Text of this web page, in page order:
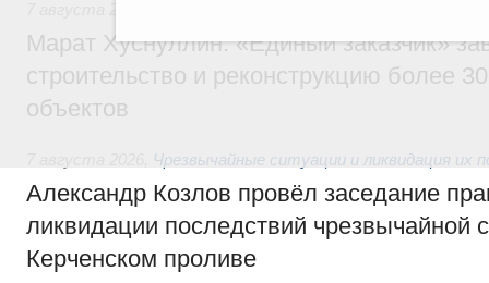
Марат Хуснуллин: «Единый заказчик»
строительство и реконструкцию более
объектов
Чрезвычайные ситуации и ликвидация их
Александр Козлов провёл заседание
ликвидации последствий чрезвычайной
Керченском проливе